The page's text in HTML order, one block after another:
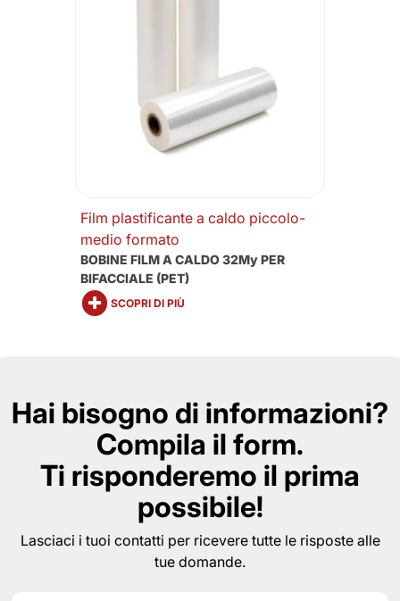
Film plastificante a caldo piccolo-
medio formato
BOBINE FILM A CALDO 32My PER
BIFACCIALE (PET)
SCOPRI DI PIÙ
Hai bisogno di informazioni?
Compila il form.
Ti risponderemo il prima
possibile!
Lasciaci i tuoi contatti per ricevere tutte le risposte alle
tue domande.